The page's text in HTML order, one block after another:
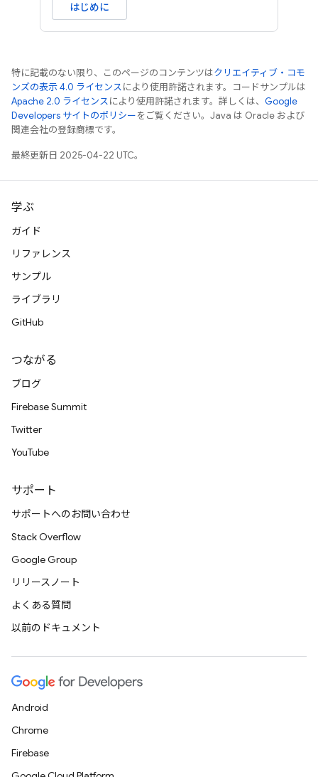
はじめに
特に記載のない限り、このページのコンテンツはクリエイティブ・コモ
ンズの表示 4.0 ライセンスにより使用許諾されます。コードサンプルは
Apache 2.0 ライセンスにより使用許諾されます。詳しくは、 Google
Developers サイトのポリシーをご覧ください。Java は Oracle および
関連会社の登録商標です。
最終更新日 2025-04-22 UTC。
学ぶ
ガイド
リファレンス
サンプル
ライブラリ
GitHub
つながる
ブログ
Firebase Summit
Twitter
YouTube
サポート
サポートへのお問い合わせ
Stack Overflow
Google Group
リリースノート
よくある質問
以前のドキュメント
Android
Chrome
Firebase